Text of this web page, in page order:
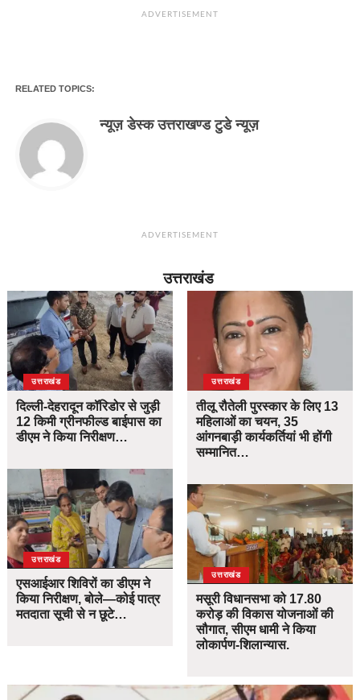
ADVERTISEMENT
RELATED TOPICS:
न्यूज़ डेस्क उत्तराखण्ड टुडे न्यूज़
ADVERTISEMENT
उत्तराखंड
उत्तराखंड
दिल्ली-देहरादून कॉरिडोर से जुड़ी
12 किमी ग्रीनफील्ड बाईपास का
डीएम ने किया निरीक्षण…
उत्तराखंड
एसआईआर शिविरों का डीएम ने
किया निरीक्षण, बोले—कोई पात्र
मतदाता सूची से न छूटे…
उत्तराखंड
तीलू रौतेली पुरस्कार के लिए 13
महिलाओं का चयन, 35
आंगनबाड़ी कार्यकर्तियां भी होंगी
सम्मानित…
उत्तराखंड
मसूरी विधानसभा को 17.80
करोड़ की विकास योजनाओं की
सौगात, सीएम धामी ने किया
लोकार्पण-शिलान्यास.